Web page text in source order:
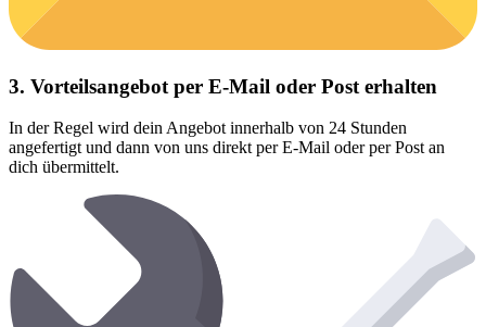
3. Vorteilsangebot per E-Mail oder Post erhalten
In der Regel wird dein Angebot innerhalb von 24 Stunden
angefertigt und dann von uns direkt per E-Mail oder per Post an
dich übermittelt.